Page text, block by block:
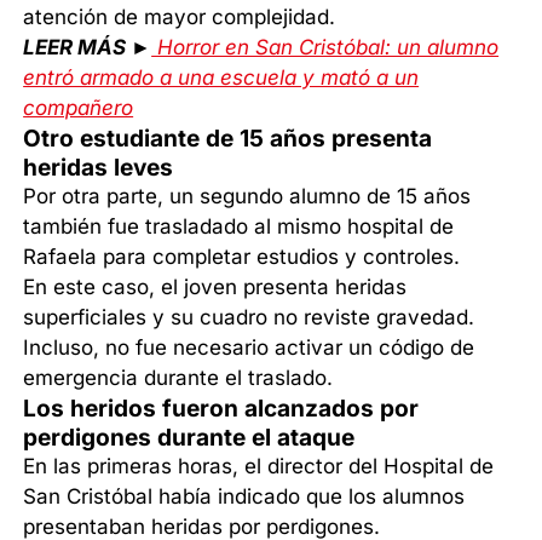
atención de mayor complejidad.
LEER MÁS ► Horror en San Cristóbal: un alumno
entró armado a una escuela y mató a un
compañero
Otro estudiante de 15 años presenta
heridas leves
Por otra parte, un segundo alumno de 15 años
también fue trasladado al mismo hospital de
Rafaela para completar estudios y controles.
En este caso, el joven presenta heridas
superficiales y su cuadro no reviste gravedad.
Incluso, no fue necesario activar un código de
emergencia durante el traslado.
Los heridos fueron alcanzados por
perdigones durante el ataque
En las primeras horas, el director del Hospital de
San Cristóbal había indicado que los alumnos
presentaban heridas por perdigones.